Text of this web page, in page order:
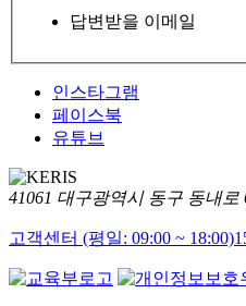
답변받을 이메일
인스타그램
페이스북
유튜브
41061 대구광역시 동구 동내로
고객센터 (평일: 09:00 ~ 18:00)